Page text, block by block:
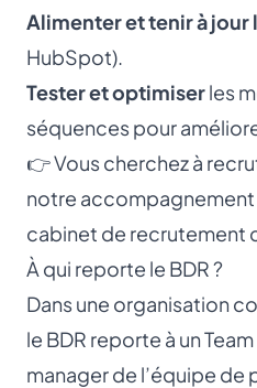
Alimenter et tenir à jour
HubSpot).
Tester et optimiserles
séquences pour
👉 Vous cherchez à
notre accompagnement
cabinet de recrutement
À qui reporte le BDR ?
Dans une organisation
le BDR reporte à un
manager de l’équipe